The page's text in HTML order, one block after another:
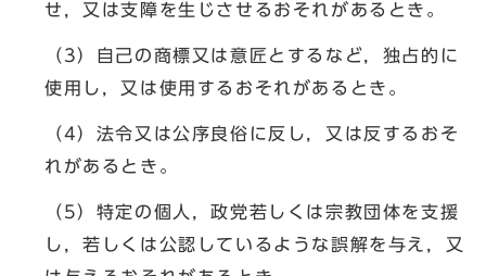
せ，又は支障を生じさせるおそれがあるとき。
（3）自己の商標又は意匠とするなど，独占的に
使用し，又は使用するおそれがあるとき。
（4）法令又は公序良俗に反し，又は反するおそ
れがあるとき。
（5）特定の個人，政党若しくは宗教団体を支援
し，若しくは公認しているような誤解を与え，又